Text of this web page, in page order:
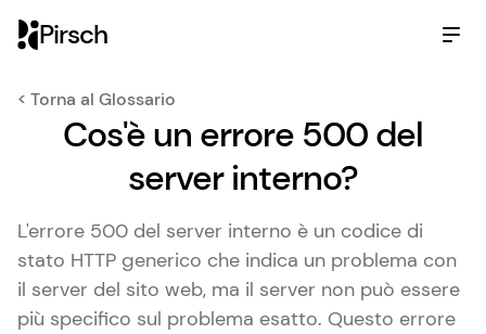
Pirsch
< Torna al Glossario
Cos'è un errore 500 del
server interno?
L'errore 500 del server interno è un codice di
stato HTTP generico che indica un problema con
il server del sito web, ma il server non può essere
più specifico sul problema esatto. Questo errore